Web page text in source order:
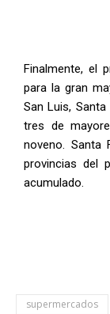
Finalmente, el
para la gran
San Luis,
tres de
noveno. Santa
provincias del
acumulado.
supermercados